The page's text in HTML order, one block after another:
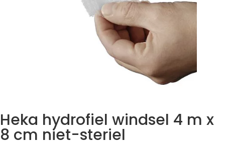
Heka hydrofiel windsel 4 m x
8 cm niet-steriel